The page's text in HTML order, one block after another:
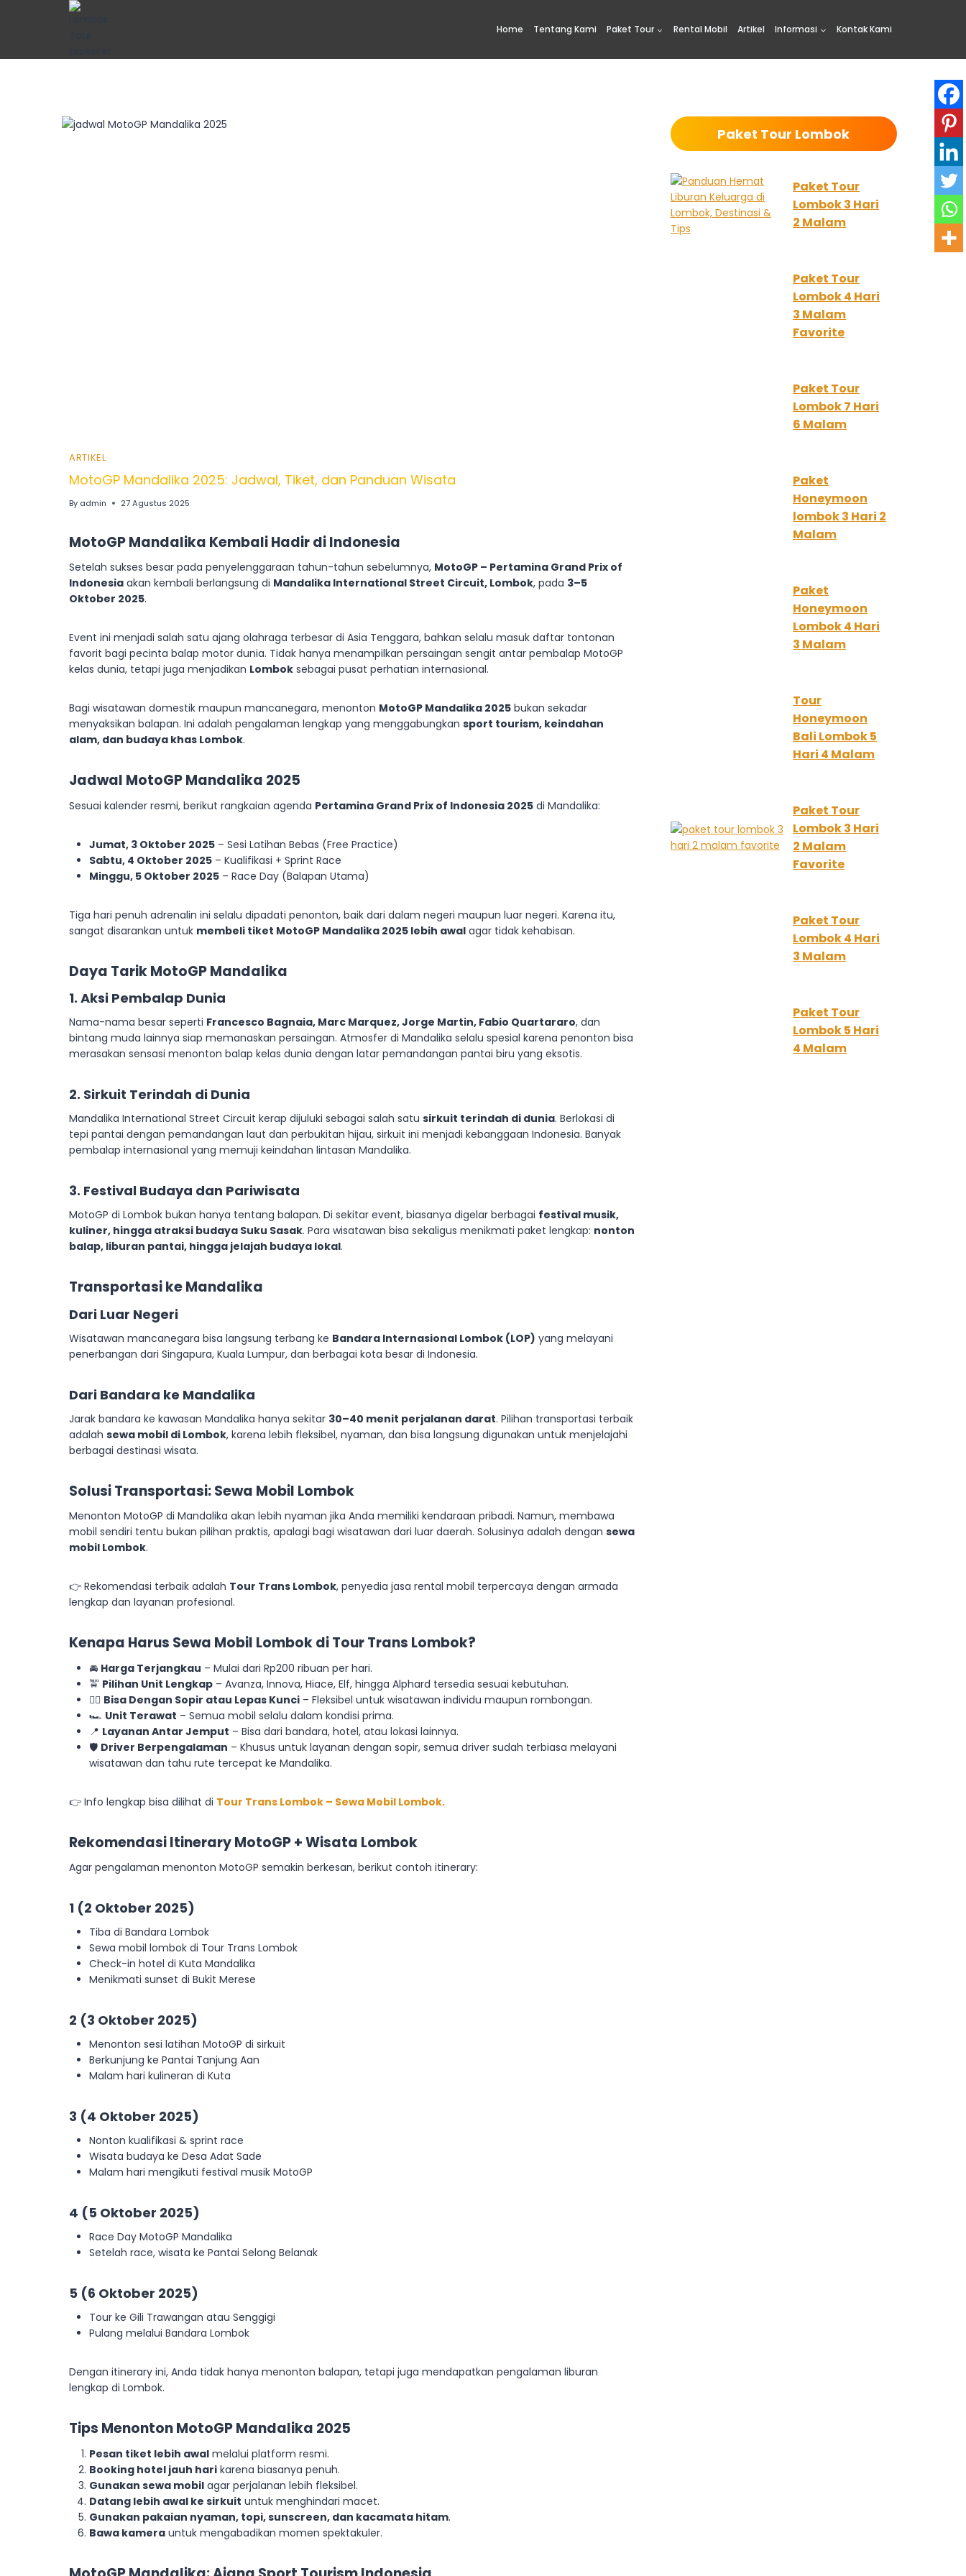
Home Tentang Kami Paket Tour Rental Mobil Artikel Informasi Kontak Kami
ARTIKEL
MotoGP Mandalika 2025: Jadwal, Tiket, dan Panduan Wisata
By admin 27 Agustus 2025
MotoGP Mandalika Kembali Hadir di Indonesia
Setelah sukses besar pada penyelenggaraan tahun-tahun sebelumnya, MotoGP – Pertamina Grand Prix of
Indonesia akan kembali berlangsung di Mandalika International Street Circuit, Lombok, pada 3–5
Oktober 2025.
Event ini menjadi salah satu ajang olahraga terbesar di Asia Tenggara, bahkan selalu masuk daftar tontonan
favorit bagi pecinta balap motor dunia. Tidak hanya menampilkan persaingan sengit antar pembalap MotoGP
kelas dunia, tetapi juga menjadikan Lombok sebagai pusat perhatian internasional.
Bagi wisatawan domestik maupun mancanegara, menonton MotoGP Mandalika 2025 bukan sekadar
menyaksikan balapan. Ini adalah pengalaman lengkap yang menggabungkan sport tourism, keindahan
alam, dan budaya khas Lombok.
Jadwal MotoGP Mandalika 2025
Sesuai kalender resmi, berikut rangkaian agenda Pertamina Grand Prix of Indonesia 2025 di Mandalika:
Jumat, 3 Oktober 2025 – Sesi Latihan Bebas (Free Practice)
Sabtu, 4 Oktober 2025 – Kualifikasi + Sprint Race
Minggu, 5 Oktober 2025 – Race Day (Balapan Utama)
Tiga hari penuh adrenalin ini selalu dipadati penonton, baik dari dalam negeri maupun luar negeri. Karena itu,
sangat disarankan untuk membeli tiket MotoGP Mandalika 2025 lebih awal agar tidak kehabisan.
Daya Tarik MotoGP Mandalika
1. Aksi Pembalap Dunia
Nama-nama besar seperti Francesco Bagnaia, Marc Marquez, Jorge Martin, Fabio Quartararo, dan
bintang muda lainnya siap memanaskan persaingan. Atmosfer di Mandalika selalu spesial karena penonton bisa
merasakan sensasi menonton balap kelas dunia dengan latar pemandangan pantai biru yang eksotis.
2. Sirkuit Terindah di Dunia
Mandalika International Street Circuit kerap dijuluki sebagai salah satu sirkuit terindah di dunia. Berlokasi di
tepi pantai dengan pemandangan laut dan perbukitan hijau, sirkuit ini menjadi kebanggaan Indonesia. Banyak
pembalap internasional yang memuji keindahan lintasan Mandalika.
3. Festival Budaya dan Pariwisata
MotoGP di Lombok bukan hanya tentang balapan. Di sekitar event, biasanya digelar berbagai festival musik,
kuliner, hingga atraksi budaya Suku Sasak. Para wisatawan bisa sekaligus menikmati paket lengkap: nonton
balap, liburan pantai, hingga jelajah budaya lokal.
Transportasi ke Mandalika
Dari Luar Negeri
Wisatawan mancanegara bisa langsung terbang ke Bandara Internasional Lombok (LOP) yang melayani
penerbangan dari Singapura, Kuala Lumpur, dan berbagai kota besar di Indonesia.
Dari Bandara ke Mandalika
Jarak bandara ke kawasan Mandalika hanya sekitar 30–40 menit perjalanan darat. Pilihan transportasi terbaik
adalah sewa mobil di Lombok, karena lebih fleksibel, nyaman, dan bisa langsung digunakan untuk menjelajahi
berbagai destinasi wisata.
Solusi Transportasi:Sewa Mobil Lombok
Menonton MotoGP di Mandalika akan lebih nyaman jika Anda memiliki kendaraan pribadi. Namun, membawa
mobil sendiri tentu bukan pilihan praktis, apalagi bagi wisatawan dari luar daerah. Solusinya adalah dengan sewa
mobil Lombok.
👉 Rekomendasi terbaik adalah Tour Trans Lombok, penyedia jasa rental mobil terpercaya dengan armada
lengkap dan layanan profesional.
Kenapa Harus Sewa Mobil Lombok di Tour Trans Lombok?
🚘 Harga Terjangkau – Mulai dari Rp200 ribuan per hari.
🚖 Pilihan Unit Lengkap – Avanza, Innova, Hiace, Elf, hingga Alphard tersedia sesuai kebutuhan.
👨‍✈️ Bisa Dengan Sopir atau Lepas Kunci – Fleksibel untuk wisatawan individu maupun rombongan.
🏎 Unit Terawat – Semua mobil selalu dalam kondisi prima.
📍 Layanan Antar Jemput – Bisa dari bandara, hotel, atau lokasi lainnya.
🛡 Driver Berpengalaman – Khusus untuk layanan dengan sopir, semua driver sudah terbiasa melayani
wisatawan dan tahu rute tercepat ke Mandalika.
👉 Info lengkap bisa dilihat di Tour Trans Lombok – Sewa Mobil Lombok.
Rekomendasi Itinerary MotoGP + Wisata Lombok
Agar pengalaman menonton MotoGP semakin berkesan, berikut contoh itinerary:
1 (2 Oktober 2025)
Tiba di Bandara Lombok
Sewa mobil lombok di Tour Trans Lombok
Check-in hotel di Kuta Mandalika
Menikmati sunset di Bukit Merese
2 (3 Oktober 2025)
Menonton sesi latihan MotoGP di sirkuit
Berkunjung ke Pantai Tanjung Aan
Malam hari kulineran di Kuta
3 (4 Oktober 2025)
Nonton kualifikasi & sprint race
Wisata budaya ke Desa Adat Sade
Malam hari mengikuti festival musik MotoGP
4 (5 Oktober 2025)
Race Day MotoGP Mandalika
Setelah race, wisata ke Pantai Selong Belanak
5 (6 Oktober 2025)
Tour ke Gili Trawangan atau Senggigi
Pulang melalui Bandara Lombok
Dengan itinerary ini, Anda tidak hanya menonton balapan, tetapi juga mendapatkan pengalaman liburan
lengkap di Lombok.
Tips Menonton MotoGP Mandalika 2025
Pesan tiket lebih awal melalui platform resmi.
Booking hotel jauh hari karena biasanya penuh.
Gunakan sewa mobil agar perjalanan lebih fleksibel.
Datang lebih awal ke sirkuit untuk menghindari macet.
Gunakan pakaian nyaman, topi, sunscreen, dan kacamata hitam.
Bawa kamera untuk mengabadikan momen spektakuler.
Paket Tour Lombok
Paket Tour
Lombok 3 Hari
2 Malam
Paket Tour
Lombok 4 Hari
3 Malam
Favorite
Paket Tour
Lombok 7 Hari
6 Malam
Paket
Honeymoon
lombok 3 Hari 2
Malam
Paket
Honeymoon
Lombok 4 Hari
3 Malam
Tour
Honeymoon
Bali Lombok 5
Hari 4 Malam
Paket Tour
Lombok 3 Hari
2 Malam
Favorite
Paket Tour
Lombok 4 Hari
3 Malam
Paket Tour
Lombok 5 Hari
4 Malam